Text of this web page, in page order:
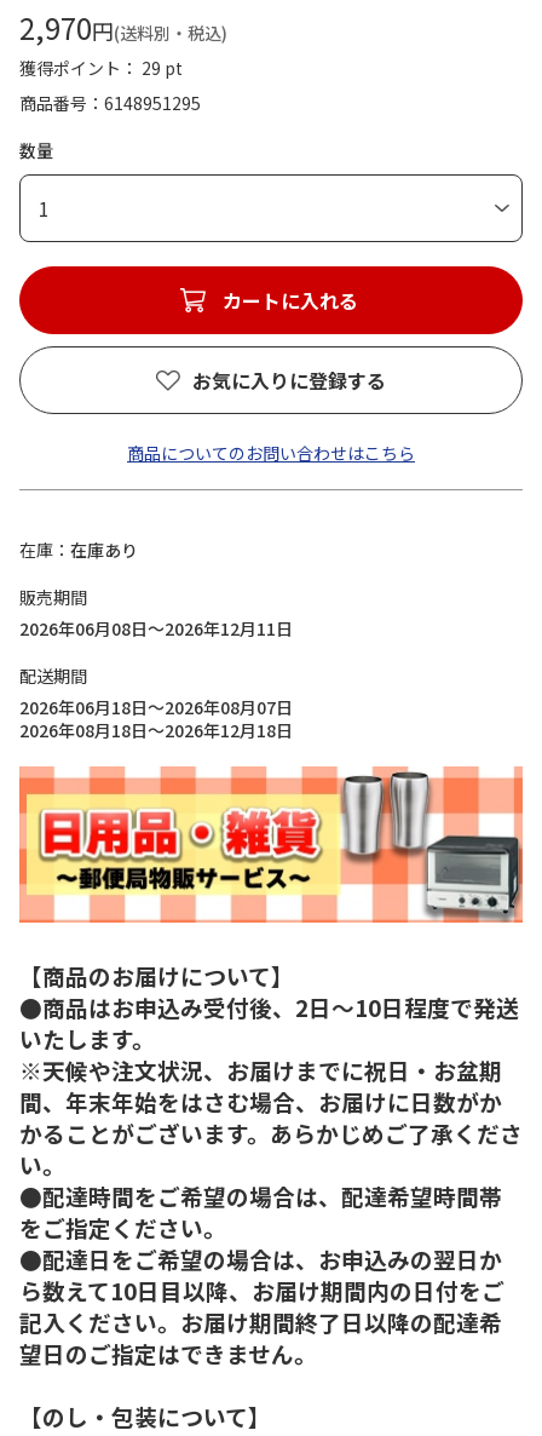
2,970円(送料別・税込)
獲得ポイント： 29 pt
商品番号
6148951295
数量
1
カートに入れる
お気に入りに登録する
商品についてのお問い合わせはこちら
在庫
在庫あり
販売期間
2026年06月08日～2026年12月11日
配送期間
2026年06月18日～2026年08月07日
2026年08月18日～2026年12月18日
【商品のお届けについて】
●商品はお申込み受付後、2日～10日程度で発送
いたします。
※天候や注文状況、お届けまでに祝日・お盆期
間、年末年始をはさむ場合、お届けに日数がか
かることがございます。あらかじめご了承くださ
い。
●配達時間をご希望の場合は、配達希望時間帯
をご指定ください。
●配達日をご希望の場合は、お申込みの翌日か
ら数えて10日目以降、お届け期間内の日付をご
記入ください。お届け期間終了日以降の配達希
望日のご指定はできません。
【のし・包装について】